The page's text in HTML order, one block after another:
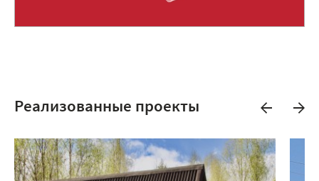
Реализованные проекты